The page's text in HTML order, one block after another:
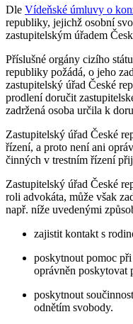
Dle Vídeňské úmluvy o
republiky, jejichž osobní
zastupitelským úřadem
Příslušné orgány cizího
republiky požádá, o jeho
zastupitelský úřad České
prodlení doručit
zadržená osoba určila k
Zastupitelský úřad České
řízení, a proto není ani
činných v trestním řízení
Zastupitelský úřad České
roli advokáta, může však
např. níže uvedenými
zajistit kontakt s
poskytnout pomoc
oprávněn poskytovat
poskytnout
odnětím svobody.